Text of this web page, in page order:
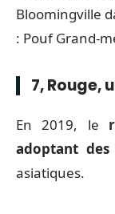
Bloomingville
: Pouf Grand-
7, Rouge,
En 2019, le
adoptant
asiatiques.